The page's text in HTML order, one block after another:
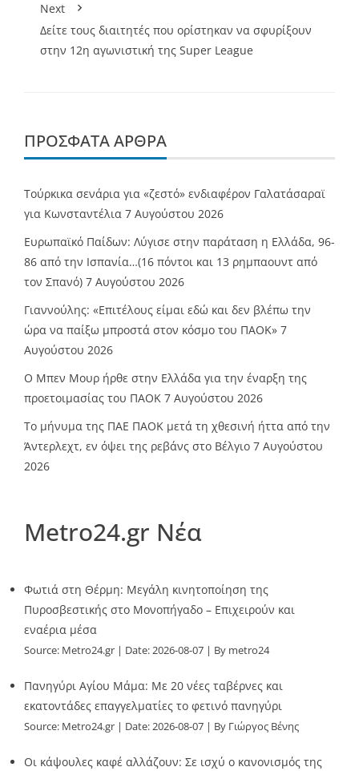
Next
Δείτε τους διαιτητές που ορίστηκαν να σφυρίξουν
στην 12η αγωνιστική της Super League
ΠΡΌΣΦΑΤΑ ΆΡΘΡΑ
Τούρκικα σενάρια για «ζεστό» ενδιαφέρον Γαλατάσαραϊ
για Κωνσταντέλια 7 Αυγούστου 2026
Ευρωπαϊκό Παίδων: Λύγισε στην παράταση η Ελλάδα, 96-
86 από την Ισπανία…(16 πόντοι και 13 ρημπαουντ από
τον Σπανό) 7 Αυγούστου 2026
Γιαννούλης: «Επιτέλους είμαι εδώ και δεν βλέπω την
ώρα να παίξω μπροστά στον κόσμο του ΠΑΟΚ» 7
Αυγούστου 2026
O Mπεν Μουρ ήρθε στην Ελλάδα για την έναρξη της
προετοιμασίας του ΠΑΟΚ 7 Αυγούστου 2026
Το μήνυμα της ΠΑΕ ΠΑΟΚ μετά τη χθεσινή ήττα από την
Άντερλεχτ, εν όψει της ρεβάνς στο Βέλγιο 7 Αυγούστου
2026
Metro24.gr Νέα
Φωτιά στη Θέρμη: Μεγάλη κινητοποίηση της
Πυροσβεστικής στο Μονοπήγαδο – Επιχειρούν και
εναέρια μέσα
Source: Metro24.gr Date: 2026-08-07 By metro24
Πανηγύρι Αγίου Μάμα: Με 20 νέες ταβέρνες και
εκατοντάδες επαγγελματίες το φετινό πανηγύρι
Source: Metro24.gr Date: 2026-08-07 By Γιώργος Βένης
Οι κάψουλες καφέ αλλάζουν: Σε ισχύ ο κανονισμός της